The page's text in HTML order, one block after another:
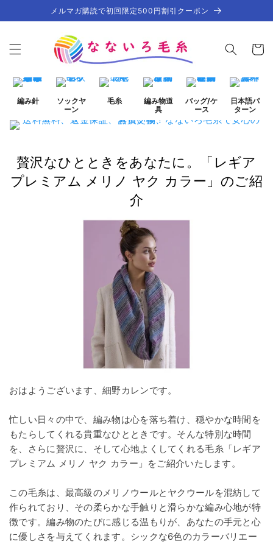
進む
メルマガ購読で初回限定500円割引クーポン
ー
編み針
ソックヤ
ーン
毛糸
編み物道
具
バッグ/ケ
ース
日本語パ
ターン
贅沢なひとときをあなたに。「レギア
プレミアム メリノ ヤク カラー」のご紹
介
おはようございます、細野カレンです。
忙しい日々の中で、編み物は心を落ち着け、穏やかな時間を
もたらしてくれる貴重なひとときです。そんな特別な時間
を、さらに贅沢に、そして心地よくしてくれる毛糸「レギア
プレミアム メリノ ヤク カラー」をご紹介いたします。
この毛糸は、最高級のメリノウールとヤクウールを混紡して
作られており、その柔らかな手触りと滑らかな編み心地が特
徴です。編み物のたびに感じる温もりが、あなたの手元と心
に優しさを与えてくれます。シックな6色のカラーバリエー